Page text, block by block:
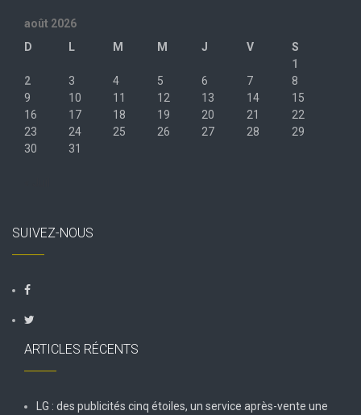
août 2026
D
L M M J V
S
1
2
3 4 5 6 7
8
9
10 11 12 13 14
15
16
17 18 19 20 21
22
23
24 25 26 27 28
29
30
31
SUIVEZ-NOUS
ARTICLES RÉCENTS
LG : des publicités cinq étoiles, un service après-vente une